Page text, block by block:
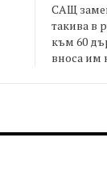
САЩ
такива в
към 60
вноса им